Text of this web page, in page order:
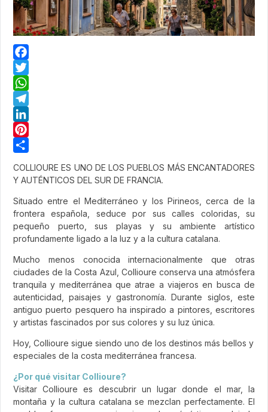
Facebook
Twitter
WhatsApp
Telegram
LinkedIn
Pinterest
COLLIOURE ES UNO DE LOS PUEBLOS MÁS ENCANTADORES
Y AUTÉNTICOS DEL SUR DE FRANCIA.
Situado entre el Mediterráneo y los Pirineos, cerca de la
frontera española, seduce por sus calles coloridas, su
pequeño puerto, sus playas y su ambiente artístico
profundamente ligado a la luz y a la cultura catalana.
Mucho menos conocida internacionalmente que otras
ciudades de la Costa Azul, Collioure conserva una atmósfera
tranquila y mediterránea que atrae a viajeros en busca de
autenticidad, paisajes y gastronomía. Durante siglos, este
antiguo puerto pesquero ha inspirado a pintores, escritores
y artistas fascinados por sus colores y su luz única.
Hoy, Collioure sigue siendo uno de los destinos más bellos y
especiales de la costa mediterránea francesa.
¿Por qué visitar Collioure?
Visitar Collioure es descubrir un lugar donde el mar, la
montaña y la cultura catalana se mezclan perfectamente. El